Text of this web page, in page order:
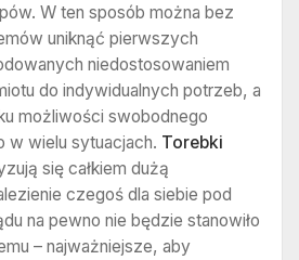
W ten sposób można bez
uniknąć pierwszych
niedostosowaniem
do indywidualnych potrzeb, a
możliwości swobodnego
w wielu sytuacjach. Torebki
się całkiem dużą
czegoś dla siebie pod
na pewno nie będzie stanowiło
– najważniejsze, aby